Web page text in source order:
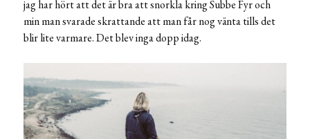
jag har hört att det är bra att snorkla kring Subbe Fyr och
min man svarade skrattande att man får nog vänta tills det
blir lite varmare. Det blev inga dopp idag.